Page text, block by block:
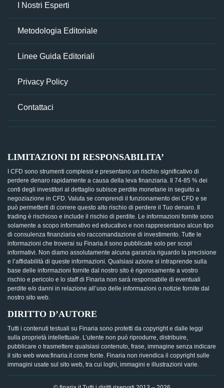
I Nostri Esperti
Metodologia Editoriale
Linee Guida Editoriali
Privacy Policy
Contattaci
LIMITAZIONI DI RESPONSABILITA’
I CFD sono strumenti complessi e presentano un rischio significativo di
perdere denaro rapidamente a causa della leva finanziaria. Il 74-85 % dei
conti degli investitori al dettaglio subisce perdite monetarie in seguito a
negoziazione in CFD. Valuta se comprendi il funzionamento dei CFD e se
può permetterti di correre questo alto rischio di perdere il Tuo denaro. Il
trading è rischioso e include il rischio di perdite. Le informazioni fornite sono
solamente a scopo informativo ed educativo e non rappresentano alcun tipo
di consulenza finanziaria e/o raccomandazione di investimento. Tutte le
informazioni che troverai su Finaria.it sono pubblicate solo per scopi
informativi. Non diamo assolutamente alcuna garanzia riguardo la precisione
e l’affidabilità di queste informazioni. Qualsiasi azione si intraprende sulla
base delle informazioni fornite dal nostro sito è rigorosamente a vostro
rischio e pericolo e lo staff di Finaria non sarà responsabile di eventuali
perdite e/o danni in relazione all’uso delle informazioni o notizie fornite dal
nostro sito web.
DIRITTO D’AUTORE
Tutti i contenuti testuali su Finaria sono protetti da copyright e dalle leggi
sulla proprietà intellettuale. L’utente non può riprodurre, distribuire,
pubblicare o trasmettere qualsiasi contenuto, frase, immagine senza indicare
il sito web www.finaria.it come fonte. Finaria non rivendica il copyright sulle
immagini usate sul sito web, tra cui loghi, immagini e illustrazioni varie.